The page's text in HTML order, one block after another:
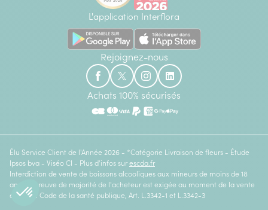
L'application Interflora
Rejoignez-nous
Achats 100% sécurisés
Élu Service Client de l'Année 2026 - *Catégorie Livraison de fleurs - Étude
Ipsos bva - Viséo CI - Plus d'infos sur escda.fr
Interdiction de vente de boissons alcooliques aux mineurs de moins de 18
ans. La preuve de majorité de l'acheteur est exigée au moment de la vente
en ligne. Code de la santé publique, Art. L.3342-1 et L.3342-3